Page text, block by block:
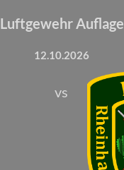
Luftgewehr Auflage
12.10.2026
vs